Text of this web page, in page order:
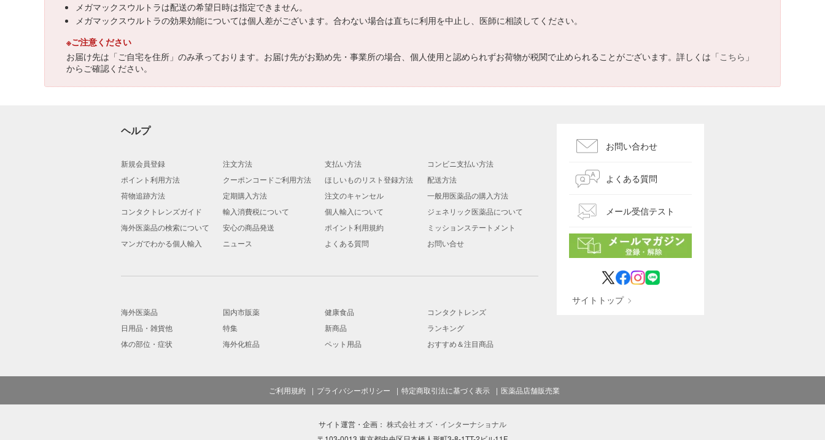
メガマックスウルトラは配送の希望日時は指定できません。
メガマックスウルトラの効果効能については個人差がございます。合わない場合は直ちに利用を中止し、医師に相談してください。
※ご注意ください
お届け先は「ご自宅を住所」のみ承っております。お届け先がお勤め先・事業所の場合、個人使用と認められずお荷物が税関で止められることがございます。詳しくは「こちら 」
からご確認ください。
ヘルプ
新規会員登録 注文方法 支払い方法
コンビニ支払い方法
ポイント利用方法
クーポンコードご利用方法 ほしいものリスト登録方法
配送方法
荷物追跡方法
定期購入方法 注文のキャンセル
一般用医薬品の購入方法
コンタクトレンズガイド
輸入消費税について 個人輸入について
ジェネリック医薬品について
海外医薬品の検索について
安心の商品発送 ポイント利用規約
ミッションステートメント
マンガでわかる個人輸入
ニュース よくある質問 お問い合せ
海外医薬品 国内市販薬 健康食品
コンタクトレンズ
日用品・雑貨他
特集 新商品
ランキング
体の部位・症状
海外化粧品 ペット用品 おすすめ＆注目商品
お問い合わせ
よくある質問
メール受信テスト
サイトトップ
ご利用規約 プライバシーポリシー 特定商取引法に基づく表示 医薬品店舗販売業
サイト運営・企画： 株式会社 オズ・インターナショナル